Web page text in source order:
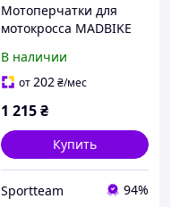
Мотоперчатки для
мотокросса MADBIKE
XXL, черный)
В наличии
от 202 ₴/мес
1 215₴
Купить
Sportteam 94%